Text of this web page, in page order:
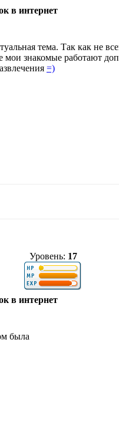
в интернет
тема. Так как не
мои знакомые работают
=)
Уровень: 17
в интернет
была